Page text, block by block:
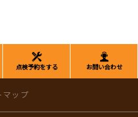
点検予約をする お問い合わせ
マップ